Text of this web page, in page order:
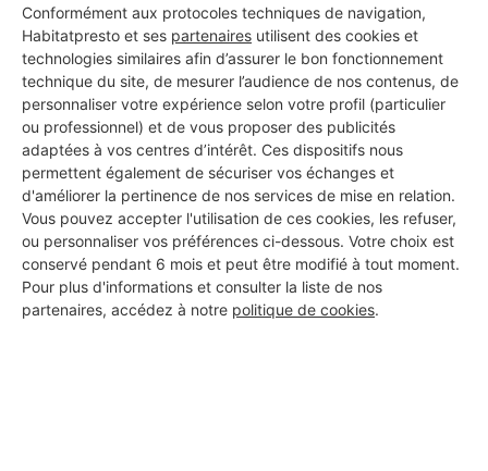
Conformément aux protocoles techniques de navigation,
Habitatpresto et ses partenaires utilisent des cookies et
technologies similaires afin d’assurer le bon fonctionnement
technique du site, de mesurer l’audience de nos contenus, de
personnaliser votre expérience selon votre profil (particulier
ou professionnel) et de vous proposer des publicités
adaptées à vos centres d’intérêt. Ces dispositifs nous
permettent également de sécuriser vos échanges et
d'améliorer la pertinence de nos services de mise en relation.
Vous pouvez accepter l'utilisation de ces cookies, les refuser,
ou personnaliser vos préférences ci-dessous. Votre choix est
conservé pendant 6 mois et peut être modifié à tout moment.
Pour plus d'informations et consulter la liste de nos
partenaires, accédez à notre politique de cookies.
Les 2 autres Carreleurs pour
vos travaux à Toulenne
Multi recup
Toulenne